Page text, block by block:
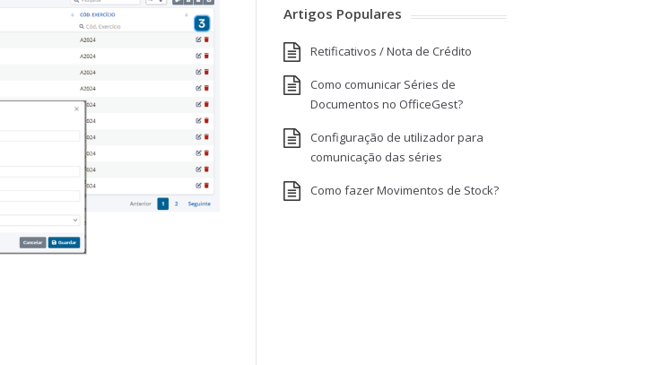
Artigos Populares
Retificativos / Nota de Crédito
Como comunicar Séries de
Documentos no OfficeGest?
Configuração de utilizador para
comunicação das séries
Como fazer Movimentos de Stock?